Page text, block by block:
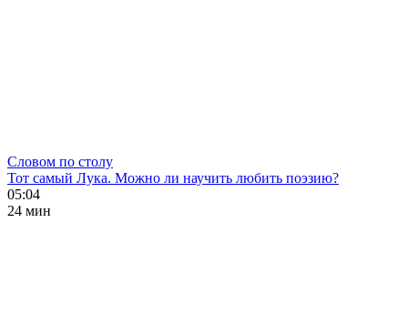
Словом по столу
Тот самый Лука. Можно ли научить любить поэзию?
05:04
24 мин